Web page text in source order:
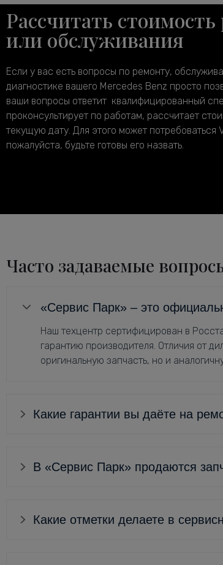
Рассчитать
или обслуживания
Если у вас есть вопросы по ремонту,
диагностике вашего Mercedes Benz просто
ваши вопросы ответит квалифицированный
проконсультирует по работам, рассчитает
текущую дату. Для этого может потребоваться
пожалуйста, будьте готовы его назвать.
Часто задаваемые
«Сервис Парк» – это
Наш техцентр сертифицирован в
гарантию производителя. Отличия от
оригинальную запчасть, но и
Какие гарантии вы даёте на
В «Сервис Парк» продаются
Какие отметки делаете в